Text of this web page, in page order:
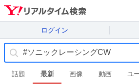
ログイン
話題 最新 画像 動画 ユ